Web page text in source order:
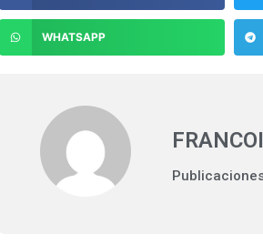
WHATSAPP